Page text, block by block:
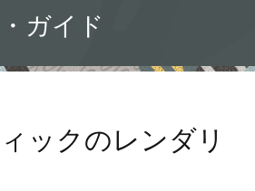
ガイド
ックのレンダリ